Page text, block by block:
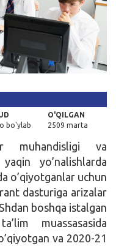
bo'ylab
O'QILGAN
2509 marta
muhandisligi va
yo’nalishlarda
o’qiyotganlar uchun
dasturiga arizalar
boshqa istalgan
muassasasida
va 2020-21